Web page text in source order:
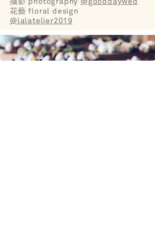
花藝 floral design
@lalatelier2019